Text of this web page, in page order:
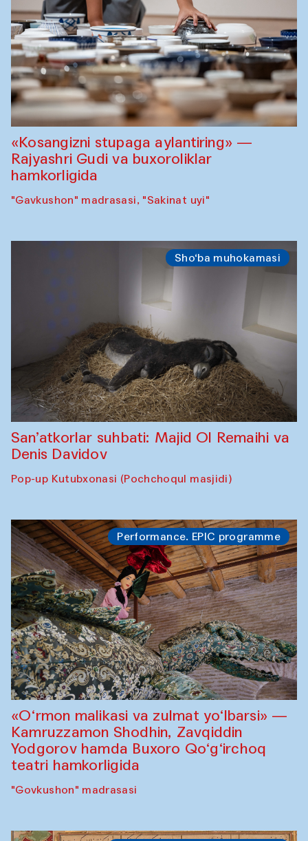
«Kosangizni stupaga aylantiring» —
Rajyashri Gudi va buxoroliklar
hamkorligida
"Gavkushon" madrasasi, "Sakinat uyi"
Sho‘ba muhokamasi
San’atkorlar suhbati: Majid Ol Remaihi va
Denis Davidov
Pop-up Kutubxonasi (Pochchoqul masjidi)
Performance. EPIC programme
«O‘rmon malikasi va zulmat yo‘lbarsi» —
Kamruzzamon Shodhin, Zavqiddin
Yodgorov hamda Buxoro Qo‘g‘irchoq
teatri hamkorligida
"Govkushon" madrasasi